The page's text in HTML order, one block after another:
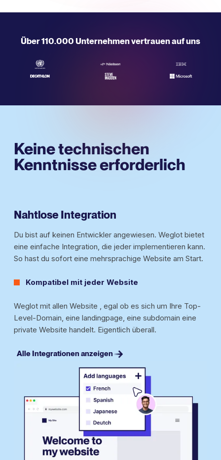
Über 110.000 Unternehmen vertrauen auf uns
Keine technischen
Kenntnisse erforderlich
Nahtlose Integration
Du bist auf keinen Entwickler angewiesen. Weglot bietet
eine einfache Integration, die jeder implementieren kann.
So hast du sofort eine mehrsprachige Website am Start.
Kompatibel mit jeder Website
Weglot mit allen Website , egal ob es sich um Ihre Top-
Level-Domain, eine landingpage, eine subdomain eine
private Website handelt. Eigentlich überall.
Alle Integrationen anzeigen